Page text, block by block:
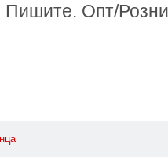
Пишите. Опт/